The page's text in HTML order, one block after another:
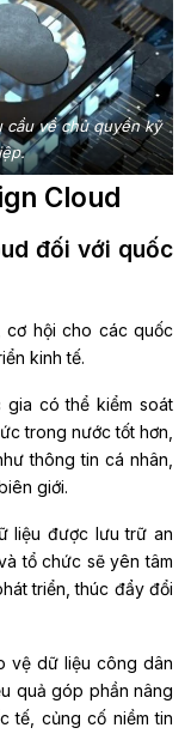
cầu về chủ quyền kỹ
Cloud
đối với quốc
cơ hội cho các quốc
kinh tế.
gia có thể kiểm soát
trong nước tốt hơn,
thông tin cá nhân,
giới.
liệu được lưu trữ an
tổ chức sẽ yên tâm
triển, thúc đẩy đổi
vệ dữ liệu công dân
quả góp phần nâng
tế, củng cố niềm tin